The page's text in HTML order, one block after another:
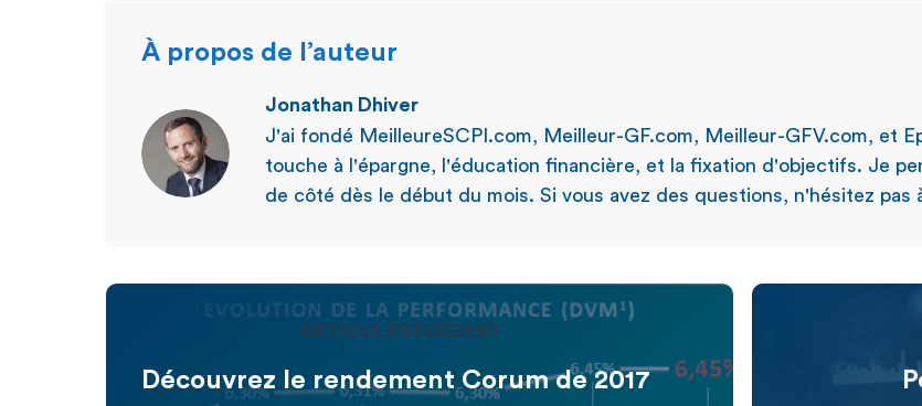
À propos de l’auteur
Jonathan Dhiver
J'ai fondé MeilleureSCPI.com, Meilleur-GF.com, Meilleur-GFV.com, et
touche à l'épargne, l'éducation financière, et la fixation d'objectifs. Je
de côté dès le début du mois. Si vous avez des questions, n'hésitez
ARTICLE PRÉCÉDENT
Découvrez le rendement Corum de 2017